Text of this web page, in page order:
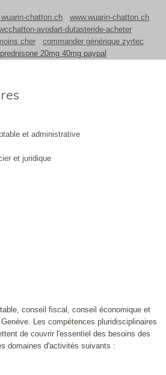
chatton.ch
www.wuarin-chatton.ch
avodart-dutasteride-acheter
cher
commander générique zyrtec
20mg 40mg paypal
et administrative
et juridique
conseil fiscal, conseil économique et
Les compétences pluridisciplinaires
de couvrir l'essentiel des besoins des
domaines d'activités suivants :